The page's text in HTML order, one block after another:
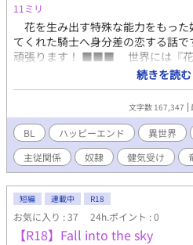
11ミリ
花を生み出す特殊な能力をもっ
てくれた騎士へ身分差の恋する話
頑張ります！ ■■■ 世界には『花
る。竜が好む花、葉、つるを身体
孤児の少年マルは、ごろつきたち
の奴隷だった。逃げ出した先で助
の竜騎隊のロナウド。最年少で部
天才だ。彼は、身寄りが無いのなら
ルを誘う。 逃亡奴隷とバレないよ
るとときめくマル。ある日から銀色
囲がそわそわとする。どうやら銀
れど、誰も意味を教えてくれない。
少し鈍感だけど善良なマルの恋の
を逃亡奴隷だと知る人物現れてし
乱。 恋するマルがご主人様の側に
続きを読む
文字数 167,347
BL ハッピーエンド 異世界
主従関係
奴隷 健気受け
短編 連載中 R18
お気に入り : 37 24h.ポイント : 0
【R18】Fall into the sky